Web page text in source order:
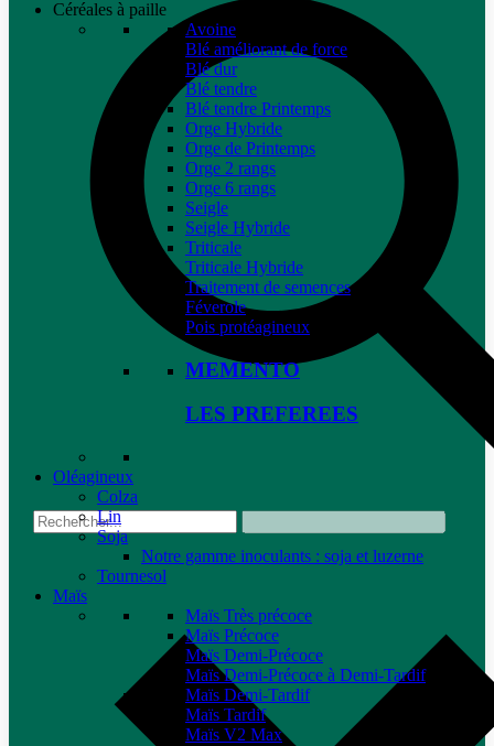
Céréales à paille
Avoine
Blé améliorant de force
Blé dur
Blé tendre
Blé tendre Printemps
Orge Hybride
Orge de Printemps
Orge 2 rangs
Orge 6 rangs
Seigle
Seigle Hybride
Triticale
Triticale Hybride
Traitement de semences
Féverole
Pois protéagineux
MEMENTO
LES PREFEREES
Oléagineux
Colza
Lin
Soja
Notre gamme inoculants : soja et luzerne
Tournesol
Maïs
Maïs Très précoce
Maïs Précoce
Maïs Demi-Précoce
Maïs Demi-Précoce à Demi-Tardif
Maïs Demi-Tardif
Maïs Tardif
Maïs V2 Max